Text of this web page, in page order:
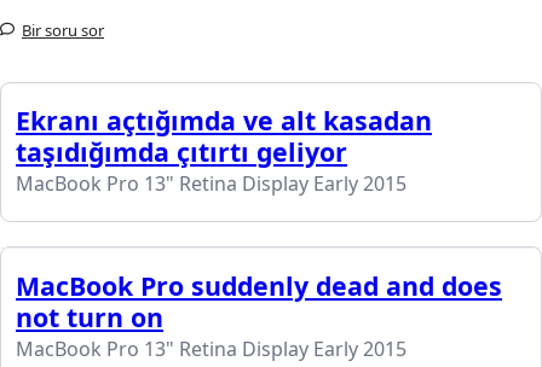
Bir soru sor
Ekranı açtığımda ve alt kasadan
taşıdığımda çıtırtı geliyor
MacBook Pro 13" Retina Display Early 2015
MacBook Pro suddenly dead and does
not turn on
MacBook Pro 13" Retina Display Early 2015